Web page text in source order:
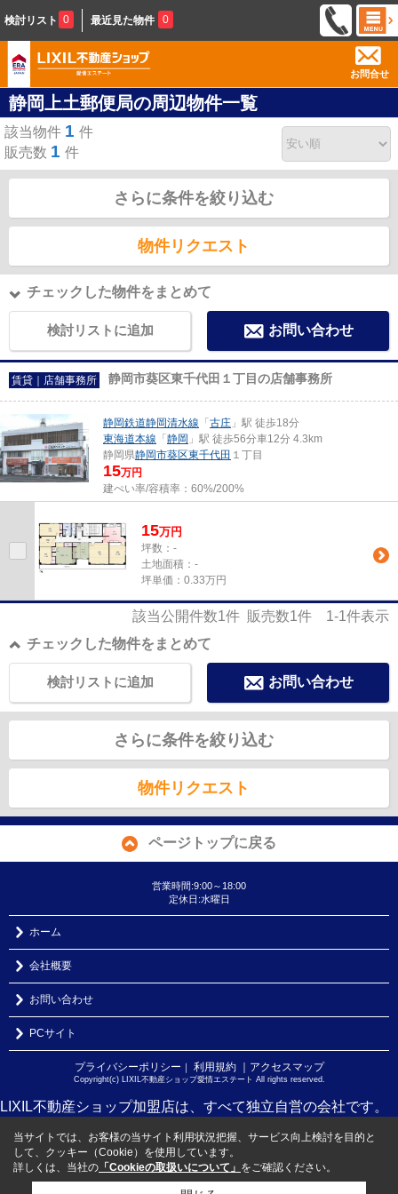
検討リスト 0 最近見た物件 0
お問合せ
静岡上土郵便局の周辺物件一覧
該当物件 1 件
販売数 1 件
さらに条件を絞り込む
物件リクエスト
チェックした物件をまとめて
検討リストに追加 お問い合わせ
賃貸｜店舗事務所 静岡市葵区東千代田１丁目の店舗事務所
静岡鉄道静岡清水線 「 古庄 」駅 徒歩18分
東海道本線 「 静岡 」駅 徒歩56分車12分 4.3km
静岡県静岡市葵区東千代田 １丁目
15万円
建ぺい率/容積率： 60%/200%
15万円
坪数：-
土地面積：-
坪単価：0.33万円
該当公開件数1件 販売数1件 1-1件表示
チェックした物件をまとめて
お問い合わせ
検討リストに追加
さらに条件を絞り込む
物件リクエスト
ページトップに戻る
営業時間:9:00～18:00
定休日:水曜日
ホーム
会社概要
お問い合わせ
PCサイト
プライバシーポリシー ｜ 利用規約 ｜アクセスマップ
Copyright(c) LIXIL不動産ショップ愛情エステート All rights reserved.
LIXIL不動産ショップ加盟店は、すべて独立自営の会社です。
当サイトでは、お客様の当サイト利用状況把握、サービス向上検討を目的と
して、クッキー（Cookie）を使用しています。
詳しくは、当社の 「Cookieの取扱いについて」 をご確認ください。